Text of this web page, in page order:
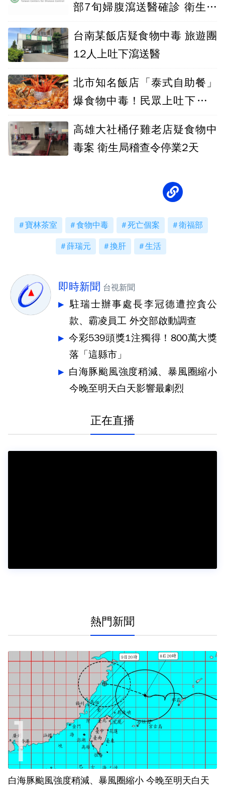
部7旬婦腹瀉送醫確診 衛生單
台南某飯店疑食物中毒 旅遊團
12人上吐下瀉送醫
北市知名飯店「泰式自助餐」
爆食物中毒！民眾上吐下瀉 7
高雄大社桶仔雞老店疑食物中
毒案 衛生局稽查令停業2天
寶林茶室 食物中毒 死亡個案 衛福部
薛瑞元 換肝 生活
即時新聞 台視新聞
駐瑞士辦事處長李冠德遭控貪公
款、霸凌員工 外交部啟動調查
今彩539頭獎1注獨得！800萬大獎
落「這縣市」
白海豚颱風強度稍減、暴風圈縮小
今晚至明天白天影響最劇烈
正在直播
熱門新聞
白海豚颱風強度稍減、暴風圈縮小 今晚至明天白天